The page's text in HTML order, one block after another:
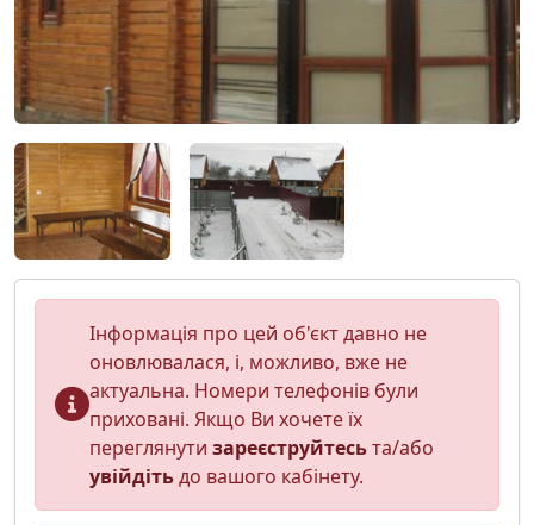
Інформація про цей об'єкт давно не
оновлювалася, і, можливо, вже не
актуальна. Номери телефонів були
приховані. Якщо Ви хочете їх
переглянути зареєструйтесьта/або
увійдітьдо вашого кабінету.